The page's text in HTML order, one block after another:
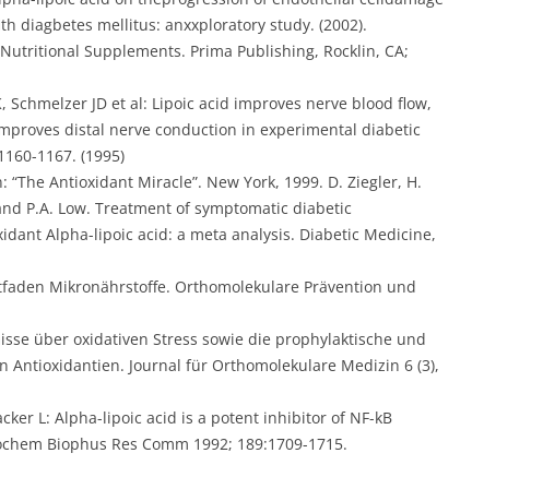
diagbetes mellitus: anxxploratory study. (2002).
Supplements. Prima Publishing, Rocklin, CA;
Schmelzer JD et al: Lipoic acid improves nerve blood flow,
distal nerve conduction in experimental diabetic
1167. (1995)
“The Antioxidant Miracle”. New York, 1999. D. Ziegler, H.
P.A. Low. Treatment of symptomatic diabetic
Alpha-lipoic acid: a meta analysis. Diabetic Medicine,
Mikronährstoffe. Orthomolekulare Prävention und
über oxidativen Stress sowie die prophylaktische und
Antioxidantien. Journal für Orthomolekulare Medizin 6 (3),
L: Alpha-lipoic acid is a potent inhibitor of NF-kB
Biophus Res Comm 1992; 189:1709-1715.